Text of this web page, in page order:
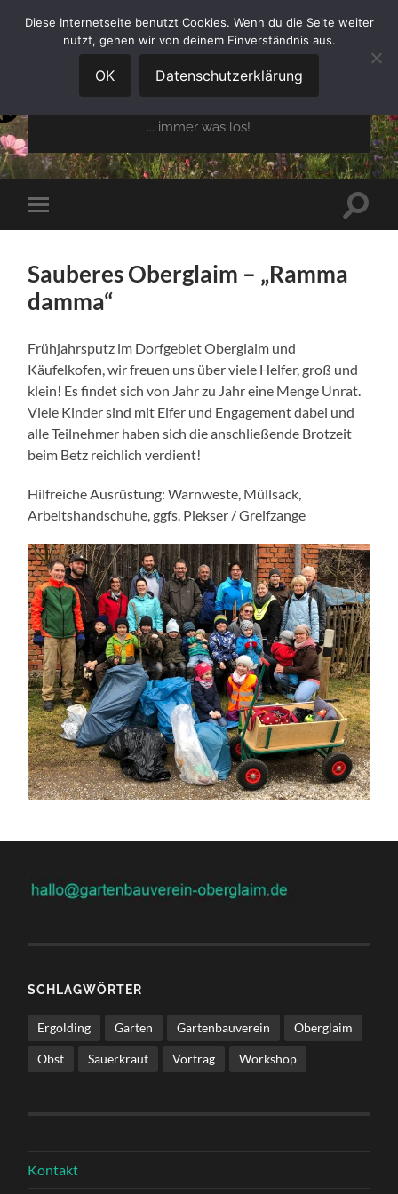
GARTENBAUVEREIN
OBERGLAIM E.V.
... immer was los!
Mobile-
Menü
Sauberes Oberglaim – „Ramma
damma“
Frühjahrsputz im Dorfgebiet Oberglaim und
Käufelkofen, wir freuen uns über viele Helfer, groß und
klein! Es findet sich von Jahr zu Jahr eine Menge Unrat.
Viele Kinder sind mit Eifer und Engagement dabei und
alle Teilnehmer haben sich die anschließende Brotzeit
beim Betz reichlich verdient!
Hilfreiche Ausrüstung: Warnweste, Müllsack,
Arbeitshandschuhe, ggfs. Piekser / Greifzange
SCHLAGWÖRTER
Ergolding Garten Gartenbauverein Oberglaim
Obst Sauerkraut Vortrag Workshop
Kontakt
Diese Internetseite benutzt Cookies. Wenn du die Seite weiter
nutzt, gehen wir von deinem Einverständnis aus.
OK Datenschutzerklärung